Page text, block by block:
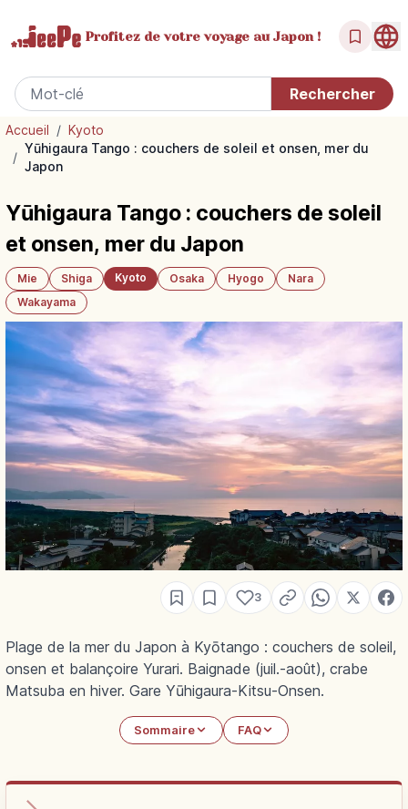
Profitez de votrevoyage au Japon !
Accueil / Kyoto
/
Yūhigaura Tango : couchers de soleil et onsen, mer du
Japon
Yūhigaura Tango : couchers de soleil
et onsen, mer du Japon
Mie Shiga Kyoto Osaka Hyogo
Nara
Wakayama
3
Plage de la mer du Japon à Kyōtango : couchers de soleil,
onsen et balançoire Yurari. Baignade (juil.-août), crabe
Matsuba en hiver. Gare Yūhigaura-Kitsu-Onsen.
Sommaire FAQ